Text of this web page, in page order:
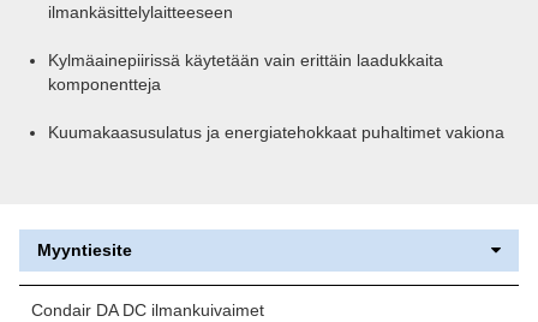
ilmankäsittelylaitteeseen
Kylmäainepiirissä käytetään vain erittäin laadukkaita
komponentteja
Kuumakaasusulatus ja energiatehokkaat puhaltimet vakiona
Myyntiesite
Condair DA DC ilmankuivaimet